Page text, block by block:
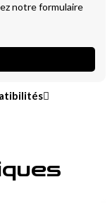
notre formulaire